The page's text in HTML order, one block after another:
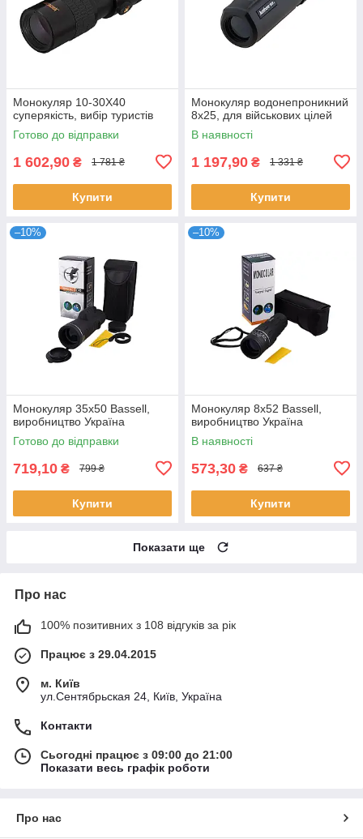
Монокуляр 10-30X40
суперякість, вибір туристів
Готово до відправки
1 602,90 ₴ 1 781 ₴
Купити
Монокуляр водонепроникний
8х25, для військових цілей
В наявності
1 197,90 ₴ 1 331 ₴
Купити
–10%
Монокуляр 35x50 Bassell,
виробництво Україна
Готово до відправки
719,10 ₴ 799 ₴
Купити
–10%
Монокуляр 8x52 Bassell,
виробництво Україна
В наявності
573,30 ₴ 637 ₴
Купити
Показати ще
Про нас
100% позитивних з 108 відгуків за рік
Працює з 29.04.2015
м. Київ
ул.Сентябрьская 24, Київ, Україна
Контакти
Сьогодні працює з 09:00 до 21:00
Показати весь графік роботи
Про нас